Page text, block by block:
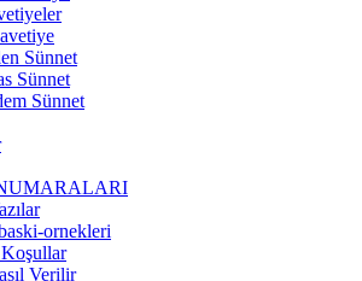
Sünnet
Sünnet
Sünnet
ornekleri
Verilir